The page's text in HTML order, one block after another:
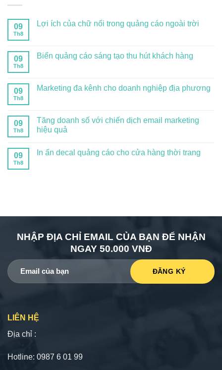
09
Th8
Lợi ích của chữ nổi trong quảng cáo ngoài trời
09
Th8
Biển quảng cáo sáng tạo thu hút khách hàng
09
Th8
Marketing đa kênh cho doanh nghiệp địa phương
09
Th8
Tăng doanh số với chiến dịch email marketing
hiệu quả
09
Th8
In ấn decal quảng cáo cho cửa hàng thời trang
NHẬP ĐỊA CHỈ EMAIL CỦA BẠN ĐỂ NHẬN
NGAY 50.000 VNĐ
LIÊN HỆ
Địa chỉ :
Hotline: 0987 6 01 99